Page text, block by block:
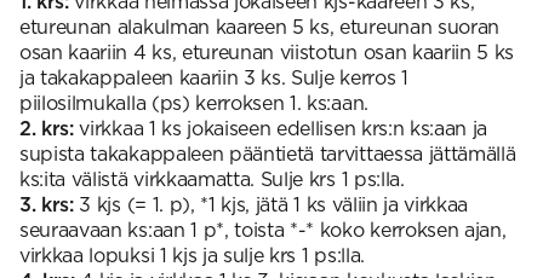
etureunan alakulman kaareen 5 ks, etureunan suoran
osan kaariin 4 ks, etureunan viistotun osan kaariin 5 ks
ja takakappaleen kaariin 3 ks. Sulje kerros 1
piilosilmukalla (ps) kerroksen 1. ks:aan.
2. krs:virkkaa 1 ks jokaiseen edellisen krs:n ks:aan ja
supista takakappaleen pääntietä tarvittaessa jättämällä
ks:ita välistä virkkaamatta. Sulje krs 1 ps:lla.
3. krs:3 kjs (= 1. p), *1 kjs, jätä 1 ks väliin ja virkkaa
seuraavaan ks:aan 1 p*, toista *-* koko kerroksen ajan,
virkkaa lopuksi 1 kjs ja sulje krs 1 ps:lla.